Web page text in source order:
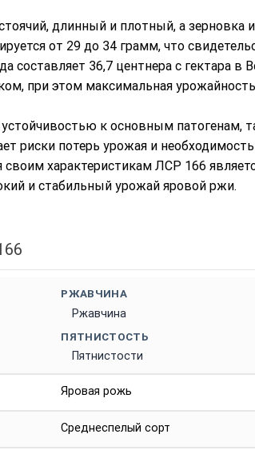
длинный и плотный, а зерновка
от 29 до 34 грамм, что
составляет 36,7 центнера с гектара в
при этом максимальная урожайность
к основным патогенам,
риски потерь урожая и
своим характеристикам ЛСР 166
и стабильный урожай яровой ржи.
РЖАВЧИНА
Ржавчина
ПЯТНИСТОСТЬ
Пятнистости
Яровая рожь
Среднеспелый сорт